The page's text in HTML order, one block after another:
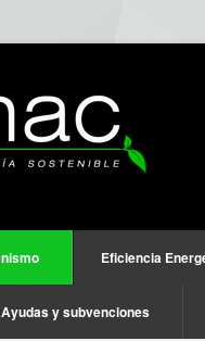
Eficiencia
Ayudas y subvenciones